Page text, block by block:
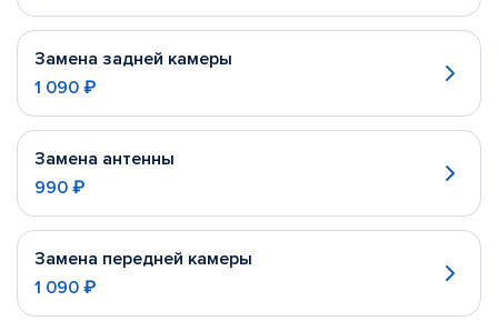
Замена задней камеры
1 090 ₽
Замена антенны
990 ₽
Замена передней камеры
1 090 ₽